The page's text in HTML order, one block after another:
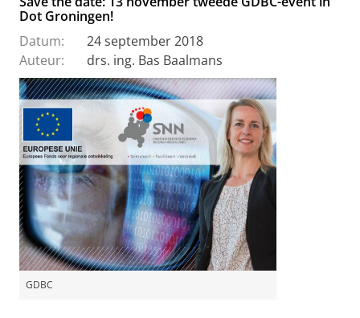
Dot Groningen!
Datum:
24 september 2018
Auteur:
drs. ing. Bas Baalmans
GDBC